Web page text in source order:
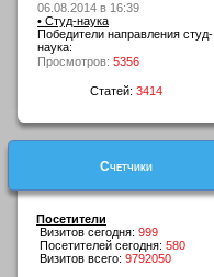
06.08.2014 в 16:39
• Студ-наука
Победители направления студ-
наука:
Просмотров: 5356
Статей: 3414
Счетчики
Посетители
Визитов сегодня: 999
Посетителей сегодня: 580
Визитов всего: 9792050